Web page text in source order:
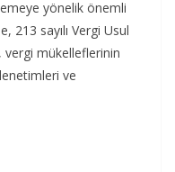
yönelik önemli
213 sayılı Vergi Usul
vergi mükelleflerinin
ve